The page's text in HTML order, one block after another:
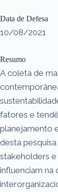
Data de Defesa
10/08/2021
Resumo
A coleta de
fatores e
planejamento
desta
stakeholders
influenciam na